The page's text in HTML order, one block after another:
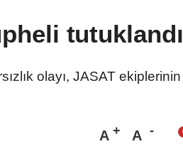
tutuklandı
olayı, JASAT ekiplerinin
A A